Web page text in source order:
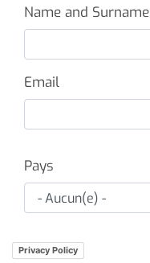
Name and Surname
Email
Paese
Pays
Privacy Policy